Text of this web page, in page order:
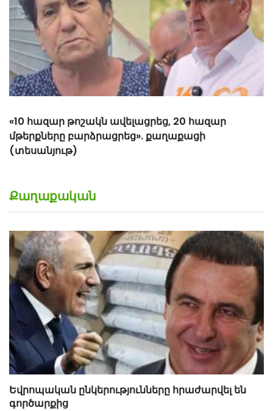
Քաղաքական
Եվրոպական ընկերությունները հրաժարվել են
գործարքից